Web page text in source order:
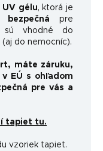
gélu, ktorá je
bezpečná pre
sú vhodné do
do nemocníc).
máte záruku,
EÚ s ohľadom
pre vás a
tapiet tu.
vzoriek tapiet.